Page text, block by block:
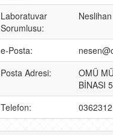
Laboratuvar
Sorumlusu:
e-Posta:
Posta Adresi:
OMÜ
BİNASI
Telefon: